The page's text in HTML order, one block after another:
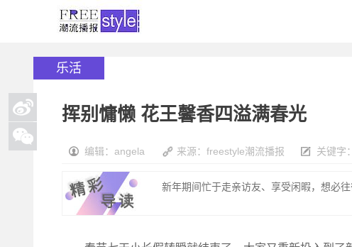
乐活
挥别慵懒 花王馨香四溢满春光
编辑：angela 来源：freestyle潮流播报 关键字：
新年期间忙于走亲访友、享受闲暇，想必